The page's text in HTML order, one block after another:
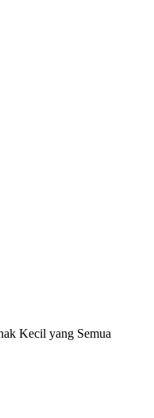
Kecil yang Semua